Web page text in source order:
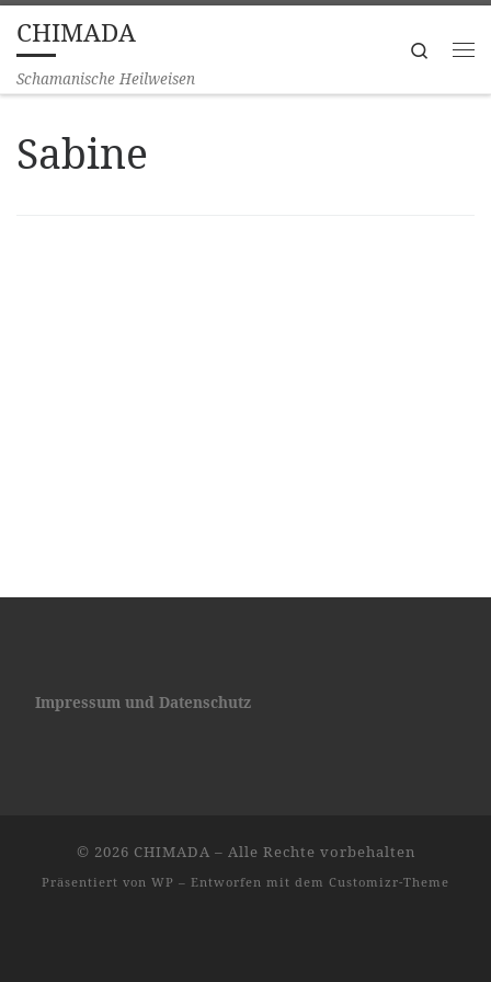
Zum Inhalt springen
CHIMADA
Schamanische Heilweisen
Search
Sabine
Impressum und Datenschutz
© 2026 CHIMADA – Alle Rechte vorbehalten
Präsentiert von WP – Entworfen mit dem Customizr-Theme